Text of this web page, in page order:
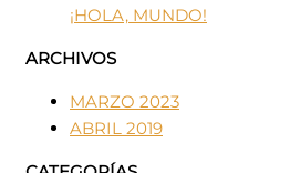
¡HOLA, MUNDO!
ARCHIVOS
MARZO 2023
ABRIL 2019